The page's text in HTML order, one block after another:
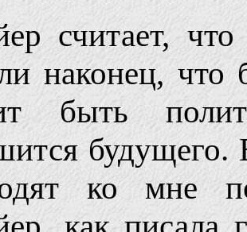
считает,
наконец,
быть
будущего.
ко мне